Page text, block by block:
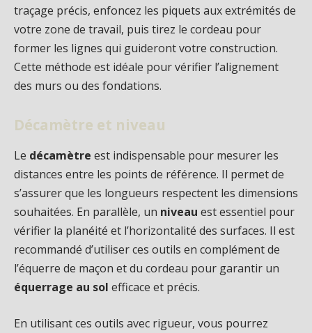
traçage précis, enfoncez les piquets aux extrémités de
votre zone de travail, puis tirez le cordeau pour
former les lignes qui guideront votre construction.
Cette méthode est idéale pour vérifier l’alignement
des murs ou des fondations.
Décamètre et niveau
Le décamètre est indispensable pour mesurer les
distances entre les points de référence. Il permet de
s’assurer que les longueurs respectent les dimensions
souhaitées. En parallèle, un niveau est essentiel pour
vérifier la planéité et l’horizontalité des surfaces. Il est
recommandé d’utiliser ces outils en complément de
l’équerre de maçon et du cordeau pour garantir un
équerrage au sol efficace et précis.
En utilisant ces outils avec rigueur, vous pourrez